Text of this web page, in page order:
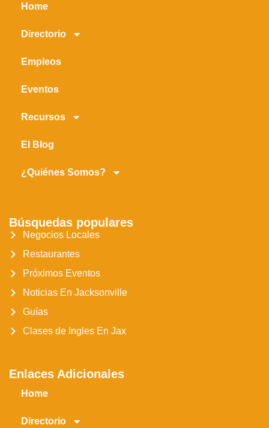
Home
Directorio
Empleos
Eventos
Recursos
El Blog
¿Quiénes Somos?
Búsquedas populares
Negocios Locales
Restaurantes
Próximos Eventos
Noticias En Jacksonville
Guías
Clases de Ingles En Jax
Enlaces Adicionales
Home
Directorio